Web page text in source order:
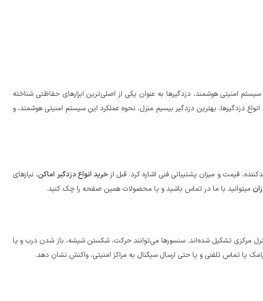
امنیتی هوشمند، دزدگیرها به عنوان یکی از اصلی‌ترین ابزارهای حفاظتی شناخته
دزدگیرها، بهترین دزدگیر بیسیم منزل، نحوه عملکرد این سیستم امنیتی هوشمند، و
قیمت و میزان پشتیبانی فنی اشاره کرد. قبل ازخرید انواع دزدگیر اماکن، نیازهای
میتوانید با ما در تماس باشید و یا محصولات همین صفحه را چک کنید.
مرکزی تشکیل شده‌اند. سنسورها می‌توانند حرکت، شکستن شیشه، باز شدن درب و یا
یا تماس تلفنی و یا حتی ارسال سیگنال به مراکز امنیتی، واکنش نشان دهد.